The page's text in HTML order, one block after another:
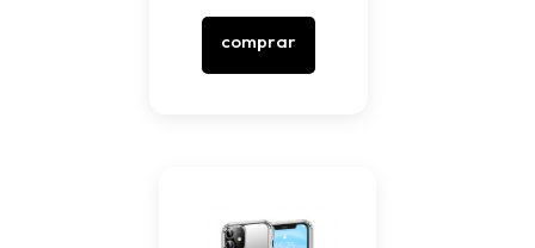
comprar